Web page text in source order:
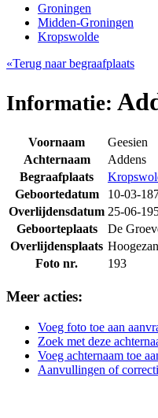
Groningen
Midden-Groningen
Kropswolde
«Terug naar begraafplaats
Informatie:
Voornaam
Geesien
Achternaam
Addens
Begraafplaats
Geboortedatum
10-03-
Overlijdensdatum 25-06-
Geboorteplaats
De
Overlijdensplaats
Foto nr.
193
Meer acties:
Voeg foto toe aan
Zoek met deze
Voeg achternaam toe
Aanvullingen of